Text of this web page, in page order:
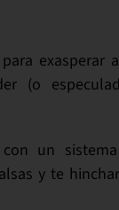
exasperar
(o
un
y te